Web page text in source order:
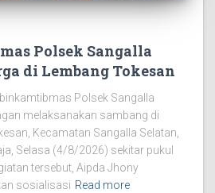
Polsek Sangalla
di Lembang Tokesan
Polsek Sangalla
melaksanakan sambang di
Kecamatan Sangalla Selatan,
Selasa (4/8/2026) sekitar pukul
tersebut, Aipda Jhony
sosialisasi Read more